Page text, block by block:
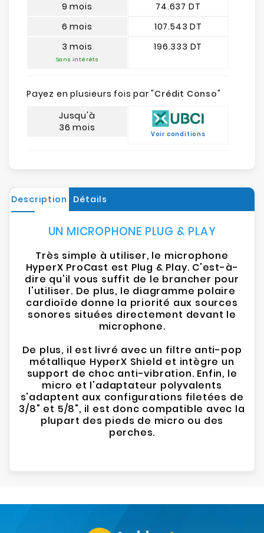
9 mois
6 mois
3 mois
Sans intérêts
74.637 DT
107.543 DT
196.333 DT
Payez en plusieurs fois par "Crédit Conso"
Jusqu'à
36 mois
Voir conditions
Description Détails
UN MICROPHONE PLUG & PLAY
Très simple à utiliser, le microphone
HyperX ProCast est Plug & Play. C'est-à-
dire qu'il vous suffit de le brancher pour
l'utiliser. De plus, le diagramme polaire
cardioïde donne la priorité aux sources
sonores situées directement devant le
microphone.
De plus, il est livré avec un filtre anti-pop
métallique HyperX Shield et intègre un
support de choc anti-vibration. Enfin, le
micro et l'adaptateur polyvalents
s'adaptent aux configurations filetées de
3/8" et 5/8", il est donc compatible avec la
plupart des pieds de micro ou des
perches.